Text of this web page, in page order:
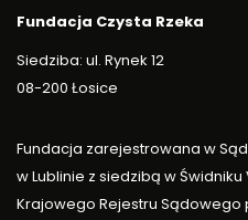
Fundacja Czysta Rzeka
Siedziba: ul. Rynek 12
08-200 Łosice
Fundacja zarejestrowana w
w Lublinie z siedzibą w
Krajowego Rejestru Sądowego